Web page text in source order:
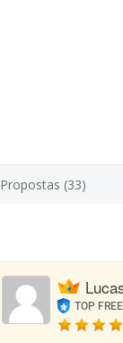
Propostas (33)
TOP